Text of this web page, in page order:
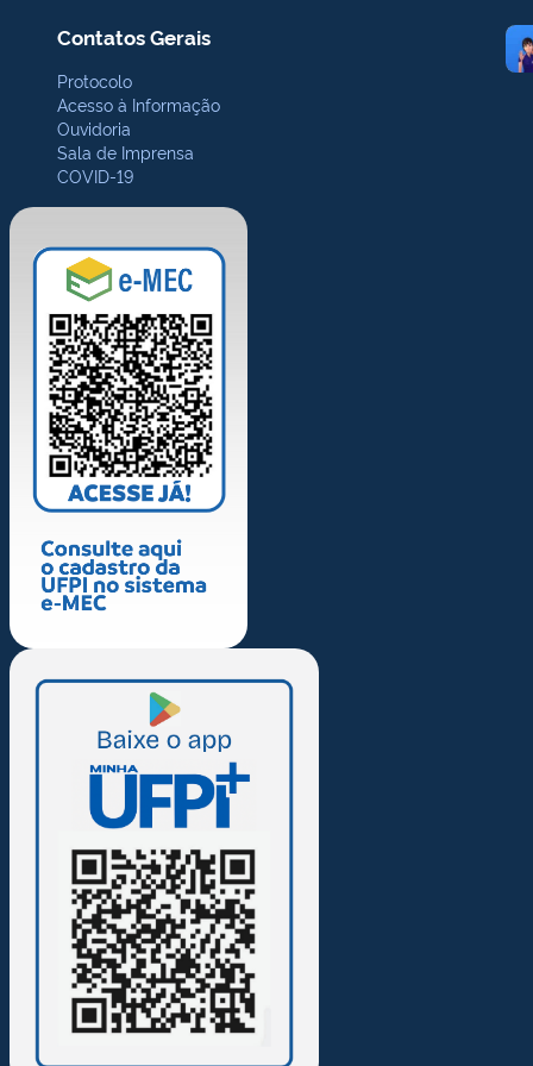
Contatos Gerais
Protocolo
Acesso à Informação
Ouvidoria
Sala de Imprensa
COVID-19